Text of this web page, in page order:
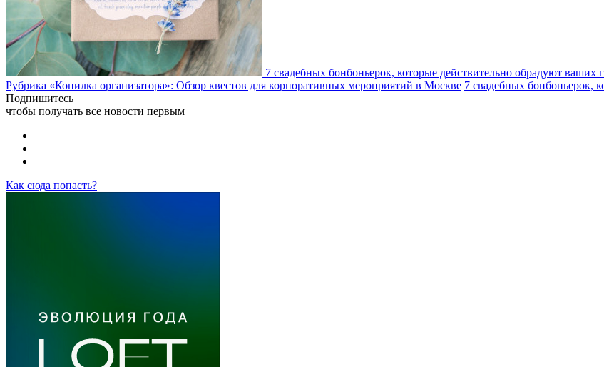
7 свадебных бонбоньерок, которые действительно обрадуют ваших
Рубрика «Копилка организатора»: Обзор квестов для корпоративных мероприятий в Москве 7 свадебных бонбоньерок,
Подпишитесь
чтобы получать все новости первым
Как сюда попасть?